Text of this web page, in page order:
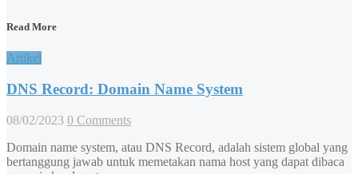
Read More
Artikel
DNS Record: Domain Name System
08/02/2023 0 Comments
Domain name system, atau DNS Record, adalah sistem global yang
bertanggung jawab untuk memetakan nama host yang dapat dibaca